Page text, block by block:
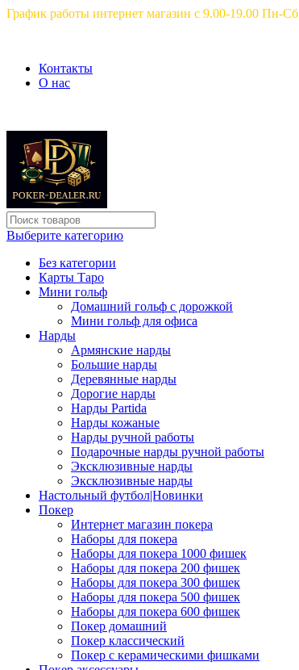
График работы интернет магазин с 9.00-19.00 Пн-Сб
Контакты
О нас
Выберите категорию
Без категории
Карты Таро
Мини гольф
Домашний гольф с дорожкой
Мини гольф для офиса
Нарды
Армянские нарды
Большие нарды
Деревянные нарды
Дорогие нарды
Нарды Partida
Нарды кожаные
Нарды ручной работы
Подарочные нарды ручной работы
Эксклюзивные нарды
Эксклюзивные нарды
Настольный футбол|Новинки
Покер
Интернет магазин покера
Наборы для покера
Наборы для покера 1000 фишек
Наборы для покера 200 фишек
Наборы для покера 300 фишек
Наборы для покера 500 фишек
Наборы для покера 600 фишек
Покер домашний
Покер классический
Покер с керамическими фишками